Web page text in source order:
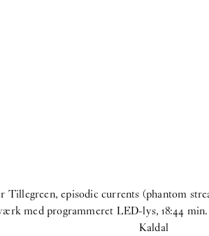
Tillegreen, episodic currents (phantom
med programmeret LED-lys, 18:44
Kaldal